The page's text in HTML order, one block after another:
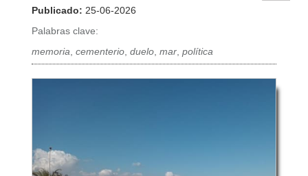
Publicado: 25-06-2026
Palabras clave:
memoria,cementerio,duelo,mar,política